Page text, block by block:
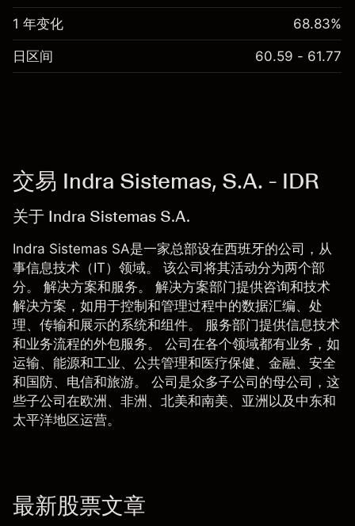
1 年变化 68.83%
日区间 60.59 - 61.77
交易 Indra Sistemas, S.A. - IDR
关于 Indra Sistemas S.A.
Indra Sistemas SA是一家总部设在西班牙的公司，从
事信息技术（IT）领域。 该公司将其活动分为两个部
分。 解决方案和服务。 解决方案部门提供咨询和技术
解决方案，如用于控制和管理过程中的数据汇编、处
理、传输和展示的系统和组件。 服务部门提供信息技术
和业务流程的外包服务。 公司在各个领域都有业务，如
运输、能源和工业、公共管理和医疗保健、金融、安全
和国防、电信和旅游。 公司是众多子公司的母公司，这
些子公司在欧洲、非洲、北美和南美、亚洲以及中东和
太平洋地区运营。
最新股票文章